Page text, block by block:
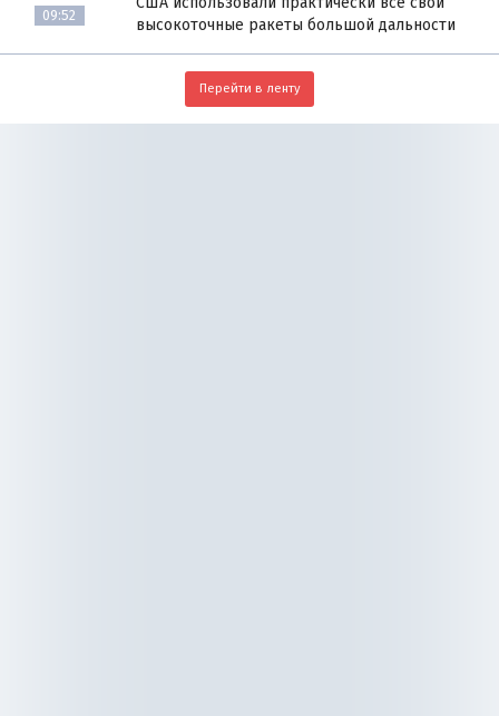
09:52
высокоточные ракеты большой дальности
Перейти в ленту